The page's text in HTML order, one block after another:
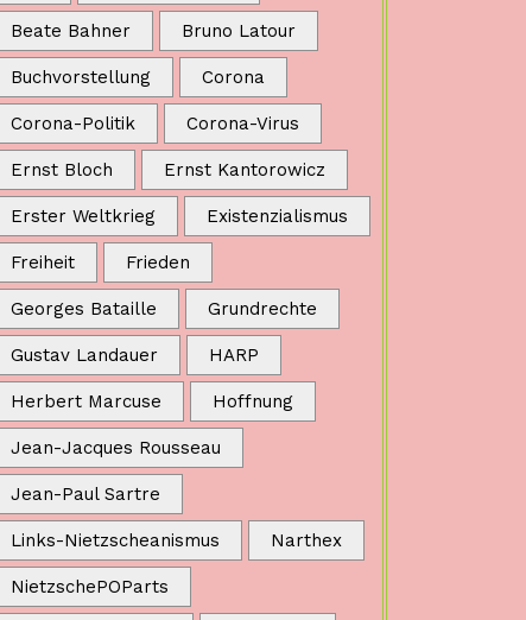
Beate Bahner Bruno Latour
Buchvorstellung Corona
Corona-Politik Corona-Virus
Ernst Bloch Ernst Kantorowicz
Erster Weltkrieg Existenzialismus
Freiheit Frieden
Georges Bataille Grundrechte
Gustav Landauer HARP
Herbert Marcuse Hoffnung
Jean-Jacques Rousseau
Jean-Paul Sartre
Links-Nietzscheanismus Narthex
NietzschePOParts